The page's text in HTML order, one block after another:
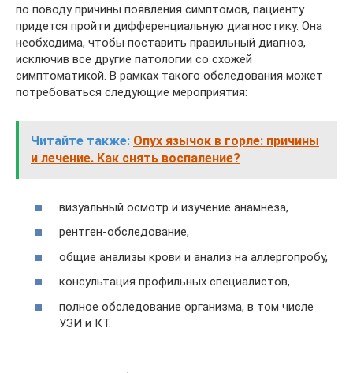
по поводу причины появления симптомов, пациенту
придется пройти дифференциальную диагностику. Она
необходима, чтобы поставить правильный диагноз,
исключив все другие патологии со схожей
симптоматикой. В рамках такого обследования может
потребоваться следующие мероприятия:
Читайте также: Опух язычок в горле: причины
и лечение. Как снять воспаление?
визуальный осмотр и изучение анамнеза,
рентген-обследование,
общие анализы крови и анализ на аллергопробу,
консультация профильных специалистов,
полное обследование организма, в том числе
УЗИ и КТ.